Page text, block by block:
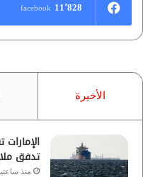
11٬828 facebook
الأخيرة
تدفق
منذ